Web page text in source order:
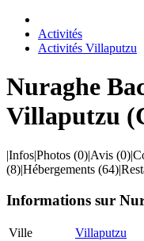
Activités
Activités Villaputzu
Nuraghe
Villaputzu
|Infos|Photos (0)|Avis (0)|
(8)|Hébergements (64)|
Informations sur
Ville
Villaputzu